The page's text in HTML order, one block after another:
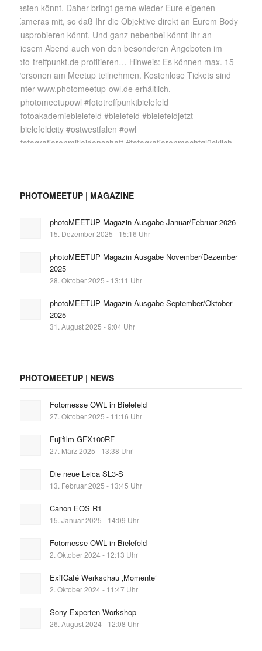
PHOTOMEETUP | MAGAZINE
photoMEETUP Magazin Ausgabe Januar/Februar 2026
15. Dezember 2025 - 15:16 Uhr
photoMEETUP Magazin Ausgabe November/Dezember
2025
28. Oktober 2025 - 13:11 Uhr
photoMEETUP Magazin Ausgabe September/Oktober
2025
31. August 2025 - 9:04 Uhr
PHOTOMEETUP | NEWS
Fotomesse OWL in Bielefeld
27. Oktober 2025 - 11:16 Uhr
Fujifilm GFX100RF
27. März 2025 - 13:38 Uhr
Die neue Leica SL3-S
13. Februar 2025 - 13:45 Uhr
Canon EOS R1
15. Januar 2025 - 14:09 Uhr
Fotomesse OWL in Bielefeld
2. Oktober 2024 - 12:13 Uhr
ExifCafé Werkschau ‚Momente‘
2. Oktober 2024 - 11:47 Uhr
Sony Experten Workshop
26. August 2024 - 12:08 Uhr